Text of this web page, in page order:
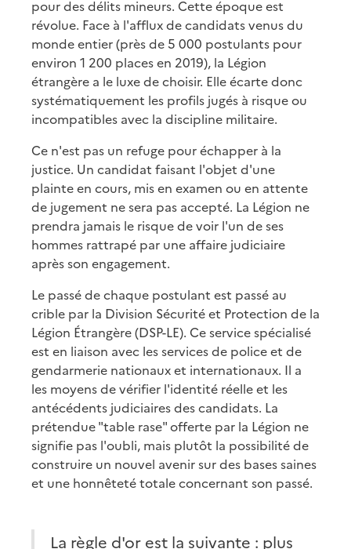
pour des délits mineurs. Cette époque est
révolue. Face à l'afflux de candidats venus du
monde entier (près de 5 000 postulants pour
environ 1 200 places en 2019), la Légion
étrangère a le luxe de choisir. Elle écarte donc
systématiquement les profils jugés à risque ou
incompatibles avec la discipline militaire.
Ce n'est pas un refuge pour échapper à la
justice. Un candidat faisant l'objet d'une
plainte en cours, mis en examen ou en attente
de jugement ne sera pas accepté. La Légion ne
prendra jamais le risque de voir l'un de ses
hommes rattrapé par une affaire judiciaire
après son engagement.
Le passé de chaque postulant est passé au
crible par la Division Sécurité et Protection de la
Légion Étrangère (DSP-LE). Ce service spécialisé
est en liaison avec les services de police et de
gendarmerie nationaux et internationaux. Il a
les moyens de vérifier l'identité réelle et les
antécédents judiciaires des candidats. La
prétendue "table rase" offerte par la Légion ne
signifie pas l'oubli, mais plutôt la possibilité de
construire un nouvel avenir sur des bases saines
et une honnêteté totale concernant son passé.
La règle d'or est la suivante : plus